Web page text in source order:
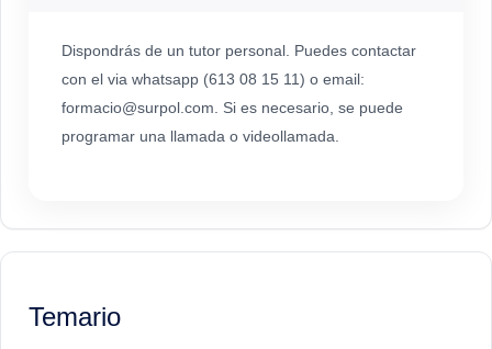
Dispondrás de un tutor personal. Puedes contactar
con el via whatsapp (613 08 15 11) o email:
formacio@surpol.com. Si es necesario, se puede
programar una llamada o videollamada.
Temario